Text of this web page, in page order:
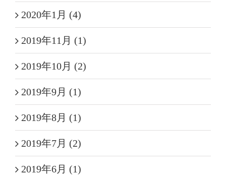
2020年1月 (4)
2019年11月 (1)
2019年10月 (2)
2019年9月 (1)
2019年8月 (1)
2019年7月 (2)
2019年6月 (1)